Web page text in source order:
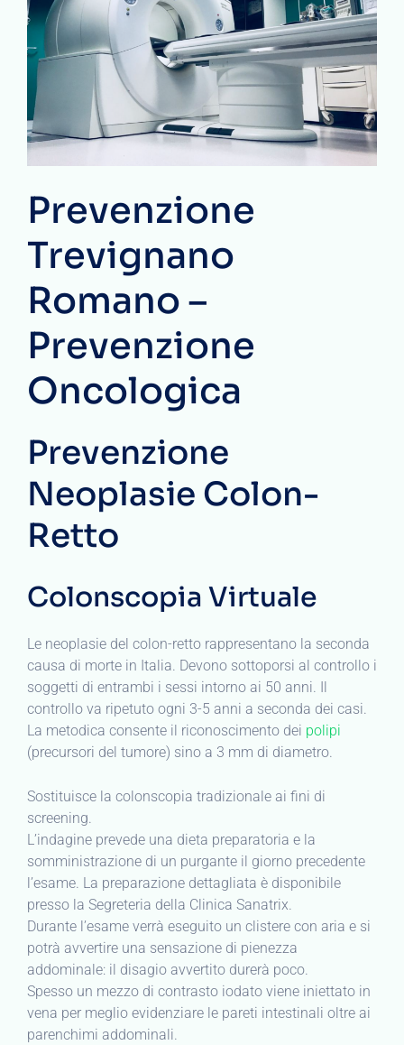
Prevenzione
Trevignano
Romano –
Prevenzione
Oncologica
Prevenzione
Neoplasie Colon-
Retto
Colonscopia Virtuale
Le neoplasie del colon-retto rappresentano la seconda
causa di morte in Italia. Devono sottoporsi al controllo i
soggetti di entrambi i sessi intorno ai 50 anni. Il
controllo va ripetuto ogni 3-5 anni a seconda dei casi.
La metodica consente il riconoscimento dei polipi
(precursori del tumore) sino a 3 mm di diametro.
Sostituisce la colonscopia tradizionale ai fini di
screening.
L’indagine prevede una dieta preparatoria e la
somministrazione di un purgante il giorno precedente
l’esame. La preparazione dettagliata è disponibile
presso la Segreteria della Clinica Sanatrix.
Durante l’esame verrà eseguito un clistere con aria e si
potrà avvertire una sensazione di pienezza
addominale: il disagio avvertito durerà poco.
Spesso un mezzo di contrasto iodato viene iniettato in
vena per meglio evidenziare le pareti intestinali oltre ai
parenchimi addominali.